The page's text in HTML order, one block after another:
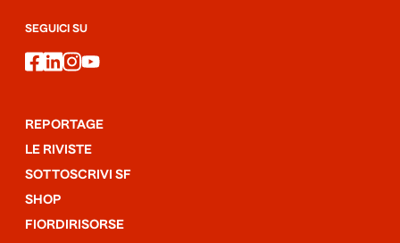
SEGUICI SU
facebook
linkedin
instagram
youtube
REPORTAGE
LE RIVISTE
SOTTOSCRIVI SF
SHOP
FIORDIRISORSE